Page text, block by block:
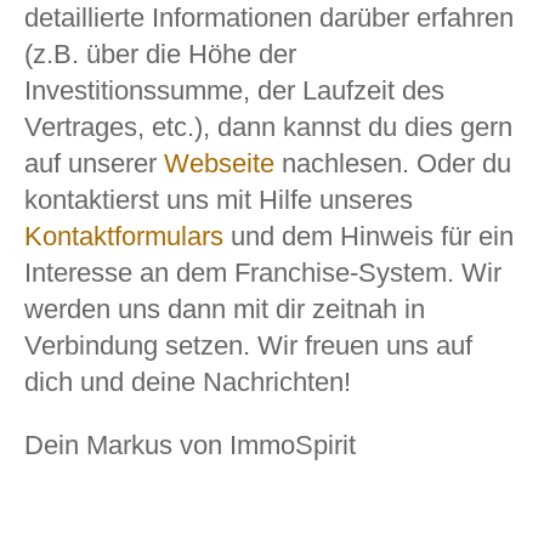
detaillierte Informationen darüber erfahren
(z.B. über die Höhe der
Investitionssumme, der Laufzeit des
Vertrages, etc.), dann kannst du dies gern
auf unserer Webseite nachlesen. Oder du
kontaktierst uns mit Hilfe unseres
Kontaktformulars und dem Hinweis für ein
Interesse an dem Franchise-System. Wir
werden uns dann mit dir zeitnah in
Verbindung setzen. Wir freuen uns auf
dich und deine Nachrichten!
Dein Markus von ImmoSpirit